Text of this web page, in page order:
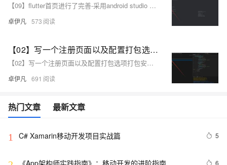
【09】flutter首页进行了完善-采用android studio 进行真机调试开发-增加了直播间列表和短视频人物列表-增加了用户中心-卓伊凡换人优雅草Alex-开发完整的社交APP-前端客户端开发+数据联调|以优雅草商业项目为例做开发-flutter开发-全流程-商业应用级实战开发-优雅草Alex
卓伊凡 573
【02】写一个注册页面以及配置打包选项打包安卓apk测试—开发完整的社交APP-前端客户端开发+数据联调|以优雅草商业项目为例做开发-flutter开发-全流程-商业应用级实战开发-优雅草央千澈
【02】写一个注册页面以及配置打包选项打包安卓apk测试—开发完整的社交APP-前端客户端开发+数据联调|以优雅草商业项目为例做开发-flutter开发-全流程-商业应用级实战开发-优雅草央千澈
卓伊凡 691
热门文章 最新文章
1 C# Xamarin移动开发项目实战篇 5
《App架构师实践指南》：移动开发的进阶指南 6